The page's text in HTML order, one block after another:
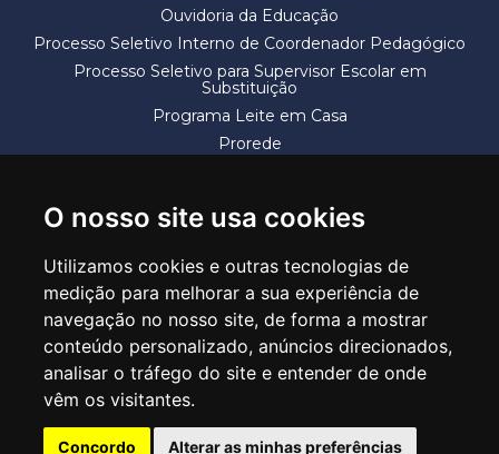
O nosso site usa cookies
Utilizamos cookies e outras tecnologias de
medição para melhorar a sua experiência de
navegação no nosso site, de forma a mostrar
conteúdo personalizado, anúncios direcionados,
analisar o tráfego do site e entender de onde
vêm os visitantes.
Concordo Alterar as minhas preferências
Ouvidoria da Educação
Processo Seletivo Interno de Coordenador Pedagógico
Processo Seletivo para Supervisor Escolar em
Substituição
Programa Leite em Casa
Prorede
SECRETARIA DE EDUCAÇÃO
Rua Claudino Barbosa, 313 - Macedo - Guarulhos/SP CEP 07113-040
Central de Atendimento: *55 11 2475-7300